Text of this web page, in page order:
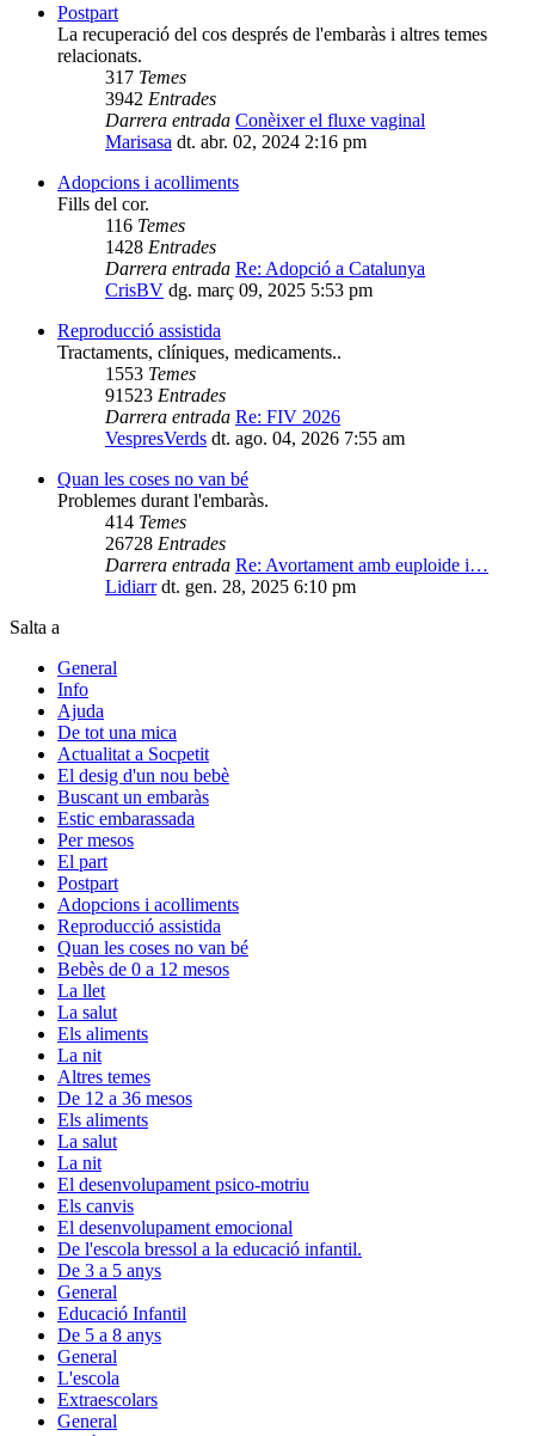
Postpart
La recuperació del cos després de l'embaràs i altres temes
relacionats.
317 Temes
3942 Entrades
Darrera entrada Conèixer el fluxe vaginal
Marisasa dt. abr. 02, 2024 2:16 pm
Adopcions i acolliments
Fills del cor.
116 Temes
1428 Entrades
Darrera entrada Re: Adopció a Catalunya
CrisBV dg. març 09, 2025 5:53 pm
Reproducció assistida
Tractaments, clíniques, medicaments..
1553 Temes
91523 Entrades
Darrera entrada Re: FIV 2026
VespresVerds dt. ago. 04, 2026 7:55 am
Quan les coses no van bé
Problemes durant l'embaràs.
414 Temes
26728 Entrades
Darrera entrada Re: Avortament amb euploide i…
Lidiarr dt. gen. 28, 2025 6:10 pm
Salta a
General
Info
Ajuda
De tot una mica
Actualitat a Socpetit
El desig d'un nou bebè
Buscant un embaràs
Estic embarassada
Per mesos
El part
Postpart
Adopcions i acolliments
Reproducció assistida
Quan les coses no van bé
Bebès de 0 a 12 mesos
La llet
La salut
Els aliments
La nit
Altres temes
De 12 a 36 mesos
Els aliments
La salut
La nit
El desenvolupament psico-motriu
Els canvis
El desenvolupament emocional
De l'escola bressol a la educació infantil.
De 3 a 5 anys
General
Educació Infantil
De 5 a 8 anys
General
L'escola
Extraescolars
General